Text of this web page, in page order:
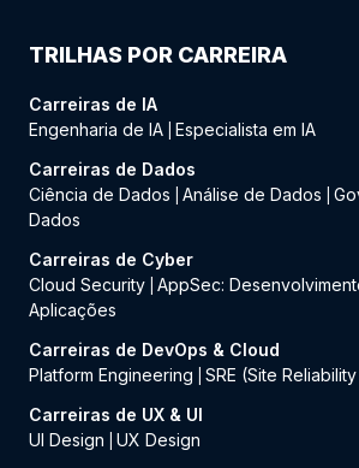
TRILHAS POR CARREIRA
Carreiras de IA
Engenharia de IA Especialista em IA
Carreiras de Dados
Ciência de Dados
Análise de Dados
Dados
Carreiras de Cyber
Cloud Security AppSec:
Aplicações
Carreiras de DevOps & Cloud
Platform Engineering
SRE (Site
Carreiras de UX & UI
UI Design
UX Design